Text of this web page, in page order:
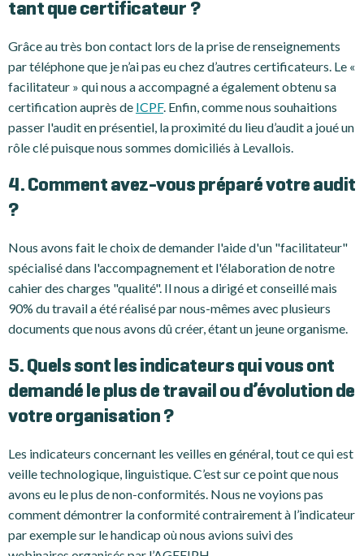
tant que certificateur ?
Grâce au très bon contact lors de la prise de renseignements
par téléphone que je n’ai pas eu chez d’autres certificateurs. Le «
facilitateur » qui nous a accompagné a également obtenu sa
certification auprès de ICPF. Enfin, comme nous souhaitions
passer l'audit en présentiel, la proximité du lieu d’audit a joué un
rôle clé puisque nous sommes domiciliés à Levallois.
4. Comment avez-vous préparé votre audit
?
Nous avons fait le choix de demander l'aide d'un "facilitateur"
spécialisé dans l'accompagnement et l'élaboration de notre
cahier des charges "qualité". Il nous a dirigé et conseillé mais
90% du travail a été réalisé par nous-mêmes avec plusieurs
documents que nous avons dû créer, étant un jeune organisme.
5. Quels sont les indicateurs qui vous ont
demandé le plus de travail ou d’évolution de
votre organisation ?
Les indicateurs concernant les veilles en général, tout ce qui est
veille technologique, linguistique. C’est sur ce point que nous
avons eu le plus de non-conformités. Nous ne voyions pas
comment démontrer la conformité contrairement à l’indicateur
par exemple sur le handicap où nous avions suivi des